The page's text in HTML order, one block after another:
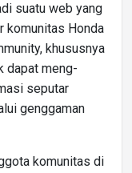
suatu web yang
komunitas Honda
khususnya
dapat meng-
seputar
genggaman
komunitas di